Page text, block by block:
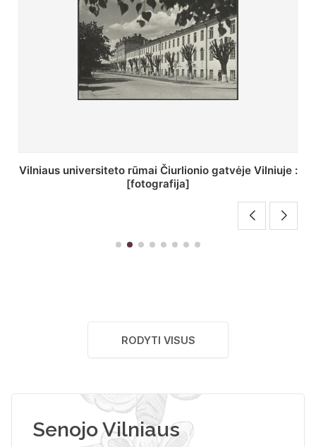
St. Batoro universiteto J. Pilsudskio kolegija :
[fotografija]
RODYTI VISUS
Senojo Vilniaus